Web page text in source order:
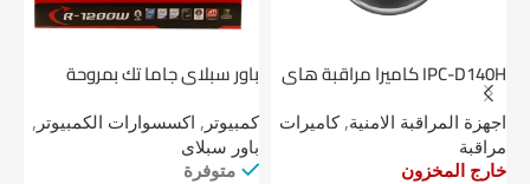
IPC-D140H كاميرا مراقبة هاى
لوك داخلية 4 ميجا
اجهزة المراقبة الامنية,كاميرات
مراقبة
خارج المخزون
باور سبلاي جاما تك بمروحة
كمبيوتر , اكسسوارات الكمبيوتر ,
باور سبلاى
متوفرة